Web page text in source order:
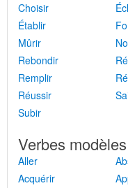
Choisir
Établir
Mûrir
Rebondir
Remplir
Réussir
Subir
Verbes
Aller
Acquérir